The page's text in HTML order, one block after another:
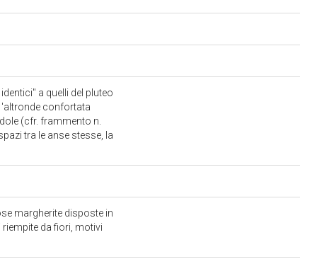
a quelli del pluteo
'altronde confortata
(cfr. frammento n.
tra le anse stesse, la
margherite disposte in
da fiori, motivi